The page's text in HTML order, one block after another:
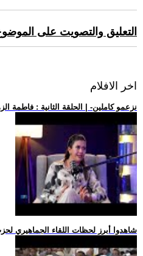
التعليق والتصويت على
اخر الافلام
.. (برومو) -نزعمو كاملين- | الحلقة الثانية : فاطمة
.. شاهدوا أبرز لحظات اللقاء الجماهيري